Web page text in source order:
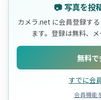
📷 写真を投
カメラ.net に会員登録す
ます。登録は無料、
無料
すでに会
会員機能